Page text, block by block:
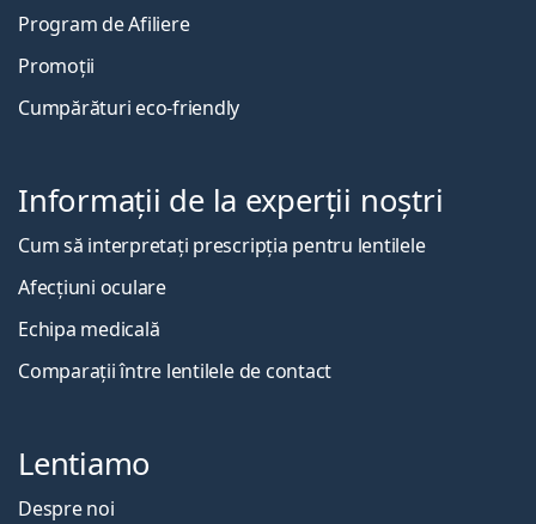
Program de Afiliere
Promoții
Cumpărături eco-friendly
Informații de la experții noștri
Cum să interpretați prescripția pentru lentilele
Afecțiuni oculare
Echipa medicală
Comparații între lentilele de contact
Lentiamo
Despre noi